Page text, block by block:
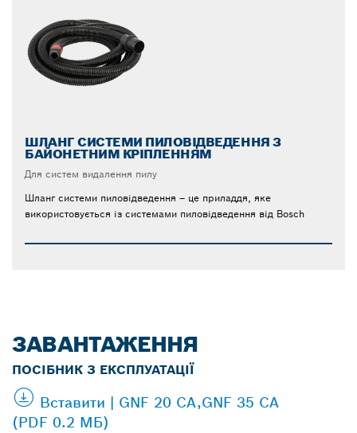
ШЛАНГ СИСТЕМИ ПИЛОВІДВЕДЕННЯ З
БАЙОНЕТНИМ КРІПЛЕННЯМ
Для систем видалення пилу
Шланг системи пиловідведення – це приладдя, яке
використовується із системами пиловідведення від Bosch
ЗАВАНТАЖЕННЯ
ПОСІБНИК З ЕКСПЛУАТАЦІЇ
Вставити | GNF 20 CA,GNF 35 CA
(PDF 0.2 МБ)